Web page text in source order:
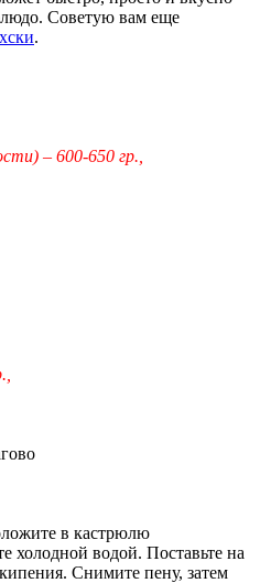
Советую вам еще
.
– 600-650 гр.,
в кастрюлю
холодной водой. Поставьте на
Снимите пену, затем